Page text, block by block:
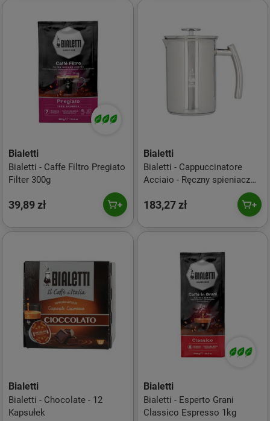
Bialetti
Bialetti - Caffe Filtro Pregiato
Filter 300g
39,89 zł
Bialetti
Bialetti - Cappuccinatore
Acciaio - Ręczny spieniacz
183,27 zł
Bialetti
Bialetti - Chocolate - 12
Kapsułek
Bialetti
Bialetti - Esperto Grani
Classico Espresso 1kg